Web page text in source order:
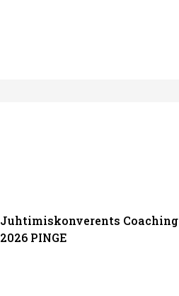
Juhtimiskonverents Coaching
2026 PINGE